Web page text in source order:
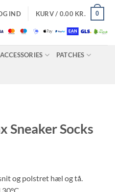
IND KURV / 0.00 KR. 0
ACCESSORIES PATCHES
Sneaker Socks
og polstret hæl og tå.